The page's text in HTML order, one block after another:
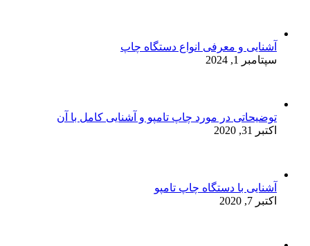
آشنایی و معرفی انواع دستگاه چاپ
سپتامبر 1, 2024
توضیحاتی در مورد چاپ تامپو و آشنایی کامل با آن
اکتبر 31, 2020
آشنایی با دستگاه چاپ تامپو
اکتبر 7, 2020